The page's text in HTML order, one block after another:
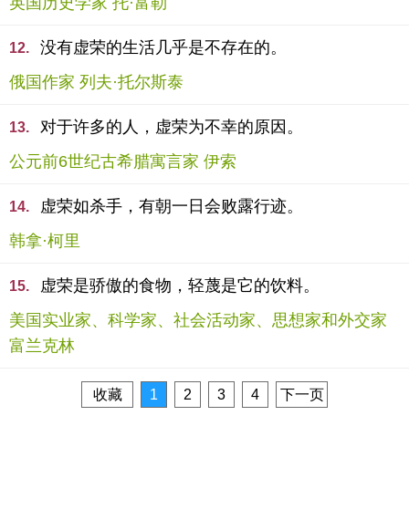
12.
没有虚荣的生活几乎是不存在的。
俄国作家 列夫·托尔斯泰
13.
对于许多的人，虚荣为不幸的原因。
公元前6世纪古希腊寓言家 伊索
14.
虚荣如杀手，有朝一日会败露行迹。
韩拿·柯里
15.
虚荣是骄傲的食物，轻蔑是它的饮料。
美国实业家、科学家、社会活动家、思想家和外交家
富兰克林
收藏 1 2 3 4 下一页